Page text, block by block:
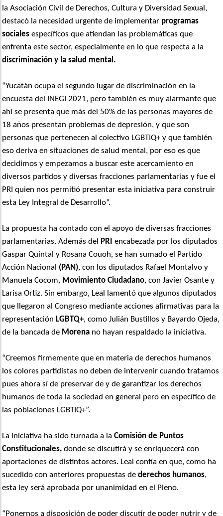
la Asociación Civil de Derechos, Cultura y Diversidad Sexual,
destacó la necesidad urgente de implementar programas
sociales específicos que atiendan las problemáticas que
enfrenta este sector, especialmente en lo que respecta a la
discriminación y la salud mental.
“Yucatán ocupa el segundo lugar de discriminación en la
encuesta del INEGI 2021, pero también es muy alarmante que
ahí se presenta que más del 50% de las personas mayores de
18 años presentan problemas de depresión, y que son
personas que pertenecen al colectivo LGBTIQ+ y que también
eso deriva en situaciones de salud mental, por eso es que
decidimos y empezamos a buscar este acercamiento en
diversos partidos y diversas fracciones parlamentarias y fue el
PRI quien nos permitió presentar esta iniciativa para construir
esta Ley Integral de Desarrollo”.
La propuesta ha contado con el apoyo de diversas fracciones
parlamentarias. Además del
PRI encabezada por los diputados
Gaspar Quintal y Rosana Couoh, se han sumado el Partido
Acción Nacional (PAN), con los diputados Rafael Montalvo y
Manuela Cocom, Movimiento Ciudadano, con Javier Osante y
Larisa Ortiz. Sin embargo, Leal lamentó que algunos diputados
que llegaron al Congreso mediante acciones afirmativas para la
representación LGBTQ+, como Julián Bustillos y Bayardo Ojeda,
de la bancada de Morena no hayan respaldado la iniciativa.
“Creemos firmemente que en materia de derechos humanos
los colores partidistas no deben de intervenir cuando tratamos
pues ahora sí de preservar de y de garantizar los derechos
humanos de toda la sociedad en general pero en específico de
las poblaciones LGBTIQ+”.
La iniciativa ha sido turnada a laComisión de Puntos
Constitucionales, donde se discutirá y se enriquecerá con
aportaciones de distintos actores. Leal confía en que, como ha
sucedido con anteriores propuestas dederechos humanos,
esta ley será aprobada por unanimidad en el Pleno.
“Ponernos a disposición de poder discutir de poder nutrir y de